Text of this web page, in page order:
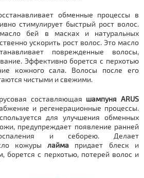
обменные процессы в
стимулирует быстрый рост волос.
бей в масках и натуральных
ускорить рост волос. Это масло
поврежденные волосы,
Эффективно борется с перхотью
кожного сала. Волосы после его
чистыми и свежими.
составляющая шампуня ARUS
и регенерационные процессы.
для улучшения обменных
предупреждает появление ранней
и себорею. Делает
кожурылайма придает блеск и
борется с перхотью, потерей волос и